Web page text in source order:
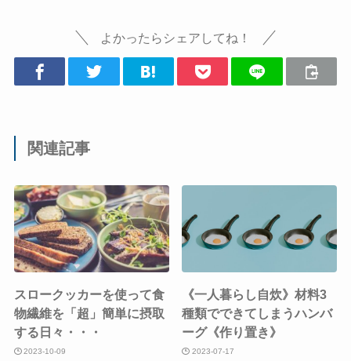
よかったらシェアしてね！
関連記事
スロークッカーを使って食
物繊維を「超」簡単に摂取
する日々・・・
2023-10-09
《一人暮らし自炊》材料3
種類でできてしまうハンバ
ーグ《作り置き》
2023-07-17